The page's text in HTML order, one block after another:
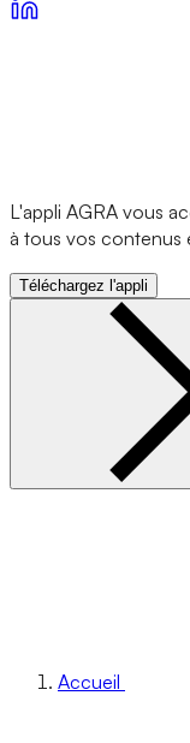
L'appli AGRA vous
à tous vos contenus
Téléchargez l'appli
Accueil